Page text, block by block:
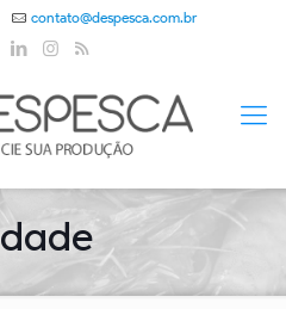
contato@despesca.com.br